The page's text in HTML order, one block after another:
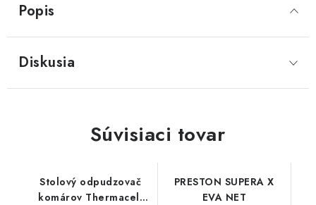
Popis
Diskusia
Súvisiaci tovar
Stolový odpudzovač
komárov Thermacell
PRESTON SUPERA X
EVA NET